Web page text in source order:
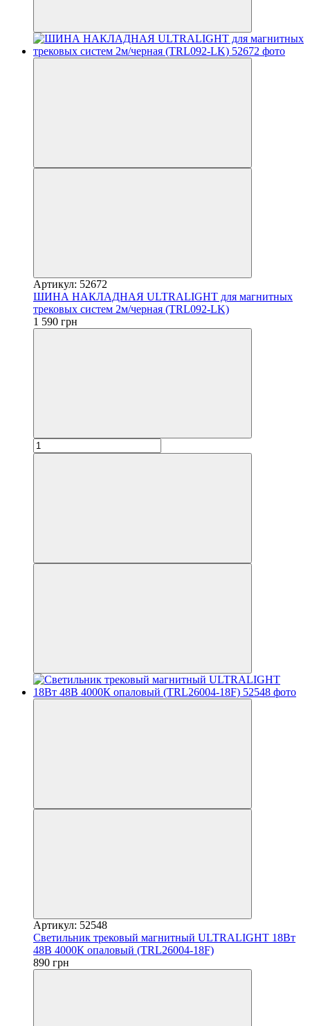
Артикул: 52672
ШИНА НАКЛАДНАЯ ULTRALIGHT для магнитных
трековых систем 2м/черная (TRL092-LK)
1 590 грн
Артикул: 52548
Светильник трековый магнитный ULTRALIGHT 18Вт
48В 4000К опаловый (TRL26004-18F)
890 грн